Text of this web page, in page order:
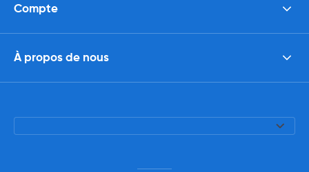
Compte
À propos de nous